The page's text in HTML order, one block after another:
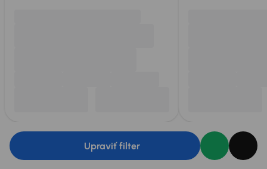
Upraviť filter